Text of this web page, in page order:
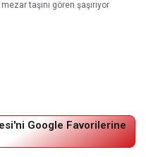
taşını gören şaşırıyor
Google Favorilerine